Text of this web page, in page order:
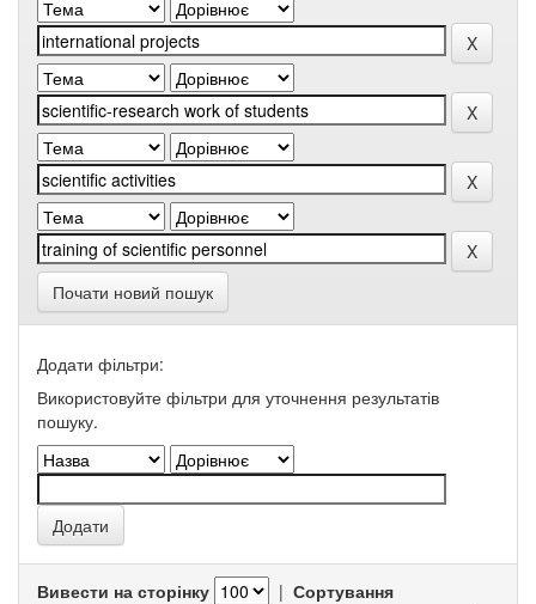
Почати новий пошук
Додати фільтри:
Використовуйте фільтри для уточнення результатів
пошуку.
Вивести на сторінку | Сортування